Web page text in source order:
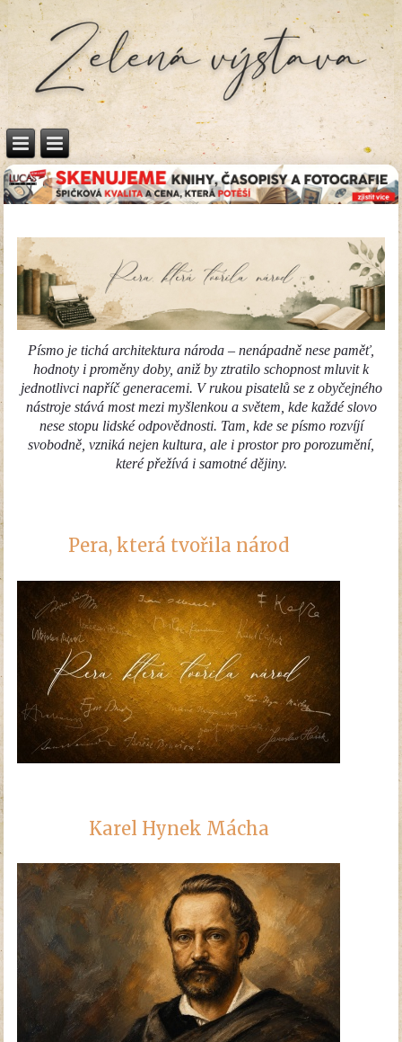
Písmo je tichá architektura národa – nenápadně nese paměť,
hodnoty i proměny doby, aniž by ztratilo schopnost mluvit k
jednotlivci napříč generacemi. V rukou pisatelů se z obyčejného
nástroje stává most mezi myšlenkou a světem, kde každé slovo
nese stopu lidské odpovědnosti. Tam, kde se písmo rozvíjí
svobodně, vzniká nejen kultura, ale i prostor pro porozumění,
které přežívá i samotné dějiny.
Pera, která tvořila národ
Karel Hynek Mácha